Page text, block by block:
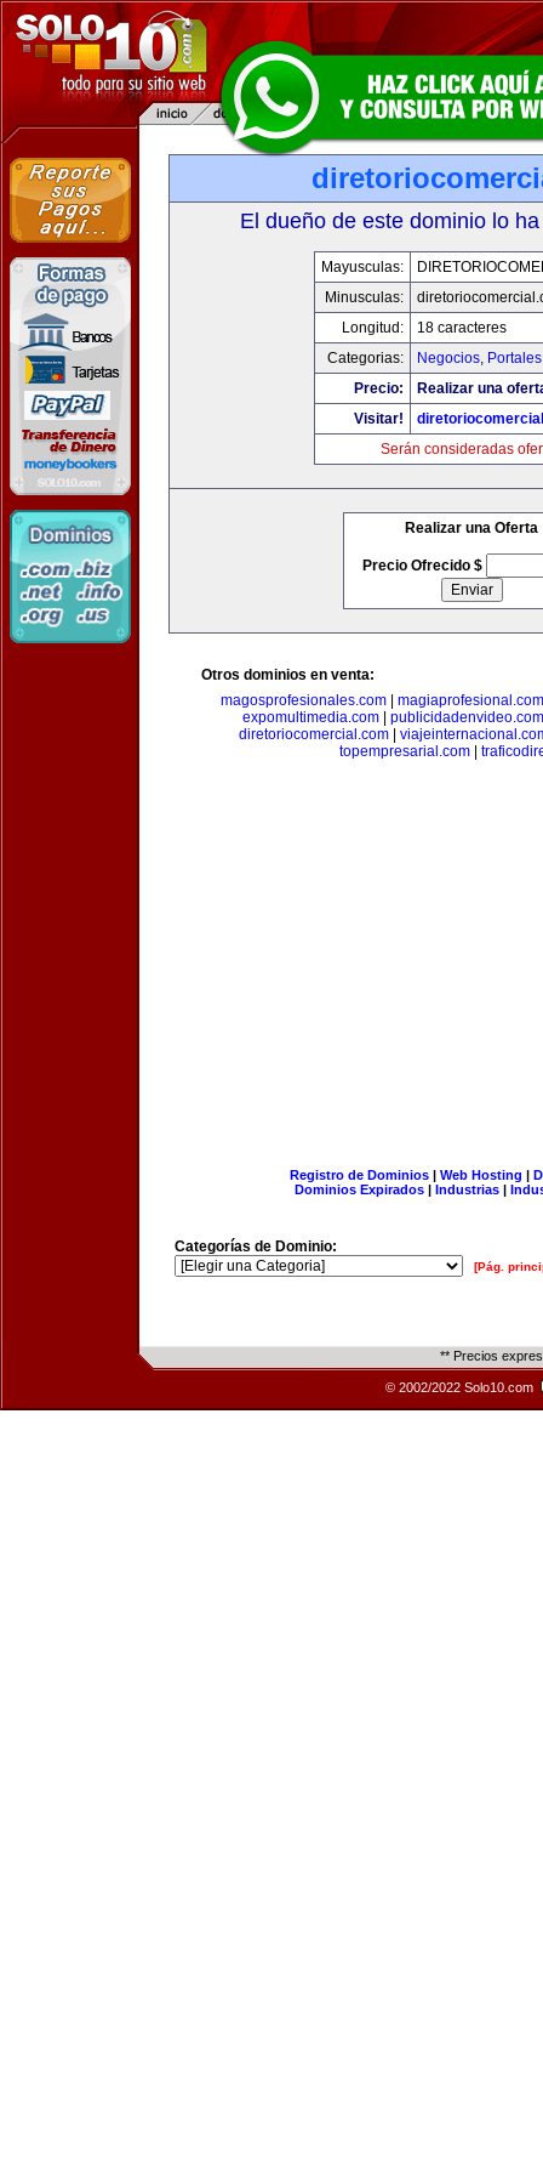
El dueño de este dominio lo
Mayusculas:
Minusculas:
Longitud:
18 caracteres
Categorias:
Negocios, Portales
Precio:
Realizar una
Visitar!
Serán consideradas
Realizar una Oferta
Precio Ofrecido $
Otros dominios en venta:
magosprofesionales.com
magiaprofesional.com
expomultimedia.com
publicidadenvideo.com
diretoriocomercial.com
topempresarial.com|
Registro de Dominios| Web Hosting |
Dominios Expirados | Industrias |
Categorías de Dominio:
[Pág.
** Precios
© 2002/2022 Solo10.com